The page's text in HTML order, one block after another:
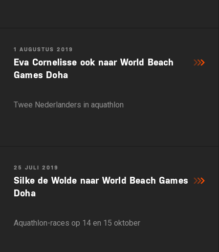
1 AUGUSTUS 2019
Eva Cornelisse ook naar World Beach
Games Doha
Twee Nederlanders in aquathlon
25 JULI 2019
Silke de Wolde naar World Beach Games
Doha
Aquathlon-races op 14 en 15 oktober